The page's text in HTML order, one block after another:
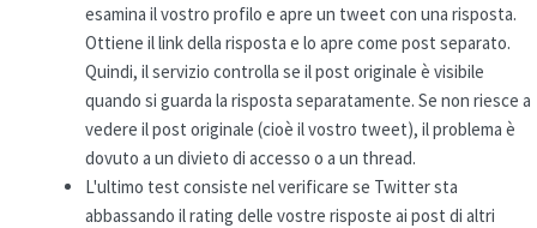
esamina il vostro profilo e apre un tweet con una risposta.
Ottiene il link della risposta e lo apre come post separato.
Quindi, il servizio controlla se il post originale è visibile
quando si guarda la risposta separatamente. Se non riesce a
vedere il post originale (cioè il vostro tweet), il problema è
dovuto a un divieto di accesso o a un thread.
L'ultimo test consiste nel verificare se Twitter sta
abbassando il rating delle vostre risposte ai post di altri